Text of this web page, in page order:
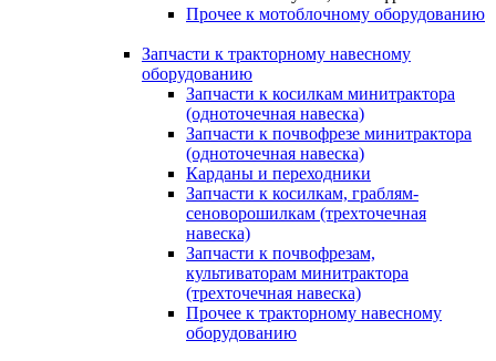
Прочее к мотоблочному оборудованию
Запчасти к тракторному навесному
оборудованию
Запчасти к косилкам минитрактора
(одноточечная навеска)
Запчасти к почвофрезе минитрактора
(одноточечная навеска)
Карданы и переходники
Запчасти к косилкам, граблям-
сеноворошилкам (трехточечная
навеска)
Запчасти к почвофрезам,
культиваторам минитрактора
(трехточечная навеска)
Прочее к тракторному навесному
оборудованию